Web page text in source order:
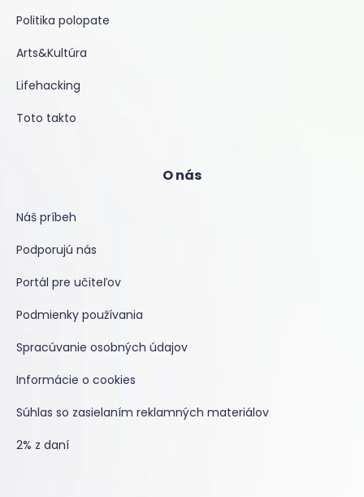
Politika polopate
Arts&Kultúra
Lifehacking
Toto takto
O nás
Náš príbeh
Podporujú nás
Portál pre učiteľov
Podmienky používania
Spracúvanie osobných údajov
Informácie o cookies
Súhlas so zasielaním reklamných materiálov
2% z daní